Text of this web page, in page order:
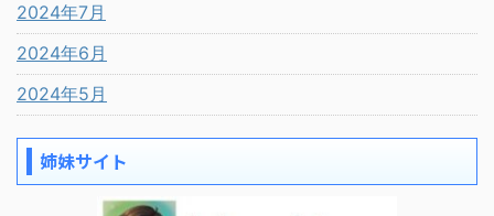
2024年7月
2024年6月
2024年5月
姉妹サイト